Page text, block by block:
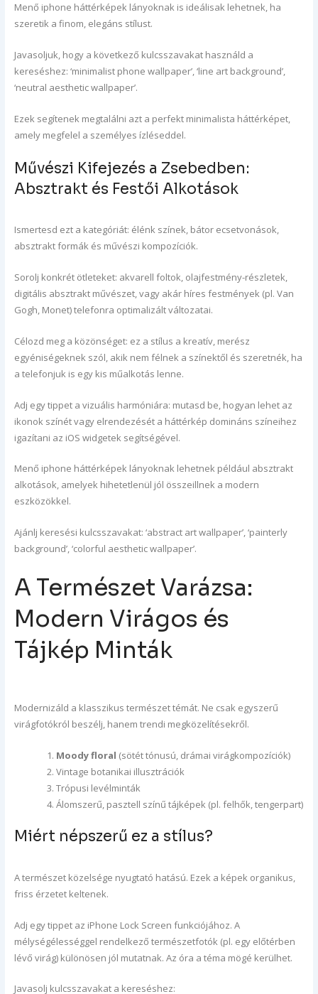
Menő iphone háttérképek lányoknak is ideálisak lehetnek, ha
szeretik a finom, elegáns stílust.
Javasoljuk, hogy a következő kulcsszavakat használd a
kereséshez: ‘minimalist phone wallpaper’, ‘line art background’,
‘neutral aesthetic wallpaper’.
Ezek segítenek megtalálni azt a perfekt minimalista háttérképet,
amely megfelel a személyes ízléseddel.
Művészi Kifejezés a Zsebedben:
Absztrakt és Festői Alkotások
Ismertesd ezt a kategóriát: élénk színek, bátor ecsetvonások,
absztrakt formák és művészi kompozíciók.
Sorolj konkrét ötleteket: akvarell foltok, olajfestmény-részletek,
digitális absztrakt művészet, vagy akár híres festmények (pl. Van
Gogh, Monet) telefonra optimalizált változatai.
Célozd meg a közönséget: ez a stílus a kreatív, merész
egyéniségeknek szól, akik nem félnek a színektől és szeretnék, ha
a telefonjuk is egy kis műalkotás lenne.
Adj egy tippet a vizuális harmóniára: mutasd be, hogyan lehet az
ikonok színét vagy elrendezését a háttérkép domináns színeihez
igazítani az iOS widgetek segítségével.
Menő iphone háttérképek lányoknak lehetnek például absztrakt
alkotások, amelyek hihetetlenül jól összeillnek a modern
eszközökkel.
Ajánlj keresési kulcsszavakat: ‘abstract art wallpaper’, ‘painterly
background’, ‘colorful aesthetic wallpaper’.
A Természet Varázsa:
Modern Virágos és
Tájkép Minták
Modernizáld a klasszikus természet témát. Ne csak egyszerű
virágfotókról beszélj, hanem trendi megközelítésekről.
Moody floral (sötét tónusú, drámai virágkompozíciók)
Vintage botanikai illusztrációk
Trópusi levélminták
Álomszerű, pasztell színű tájképek (pl. felhők, tengerpart)
Miért népszerű ez a stílus?
A természet közelsége nyugtató hatású. Ezek a képek organikus,
friss érzetet keltenek.
Adj egy tippet az iPhone Lock Screen funkciójához. A
mélységélességgel rendelkező természetfotók (pl. egy előtérben
lévő virág) különösen jól mutatnak. Az óra a téma mögé kerülhet.
Javasolj kulcsszavakat a kereséshez: